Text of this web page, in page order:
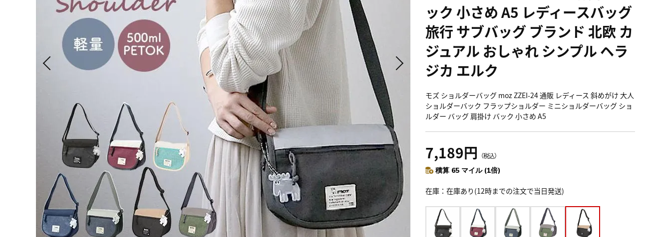
ック 小さめ A5 レディースバッグ
旅行 サブバッグ ブランド 北欧 カ
ジュアル おしゃれ シンプル ヘラ
ジカ エルク
モズ ショルダーバッグ moz ZZEI-24 通販 レディース 斜めがけ 大人
ショルダーバック フラップショルダー ミニショルダーバッグ ショ
ルダー バッグ 肩掛け バック 小さめ A5
7,189円 （税込）
積算 65 マイル (1倍)
在庫 在庫あり(12時までの注文で当日発送)